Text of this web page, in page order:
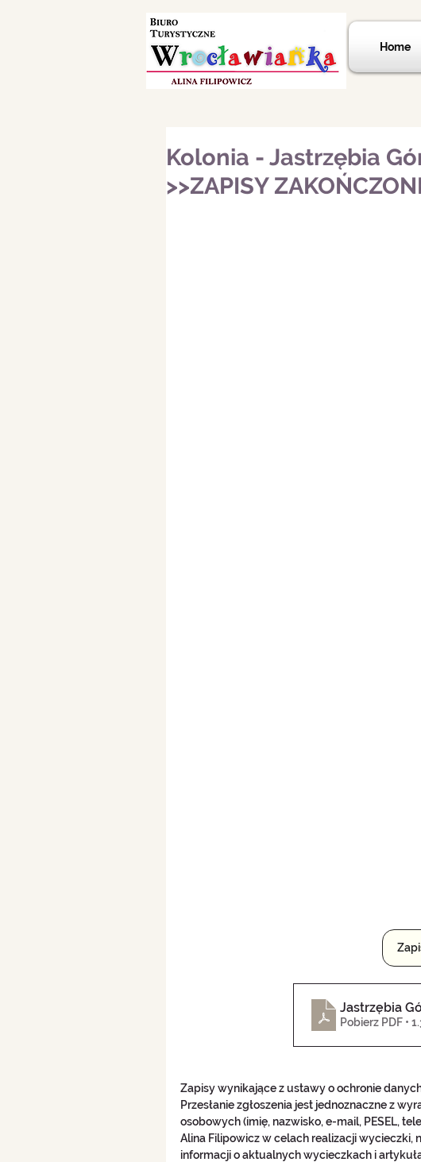
Home
Kolonia - Jastrzębia
>>ZAPISY
Jastrzębia
Pobierz PDF •
Zapisy wynikające z ustawy o ochronie
Przesłanie zgłoszenia jest jednoznaczne z
osobowych (imię, nazwisko, e-mail, PESEL,
Alina Filipowicz w celach realizacji wycieczki,
informacji o aktualnych wycieczkach i